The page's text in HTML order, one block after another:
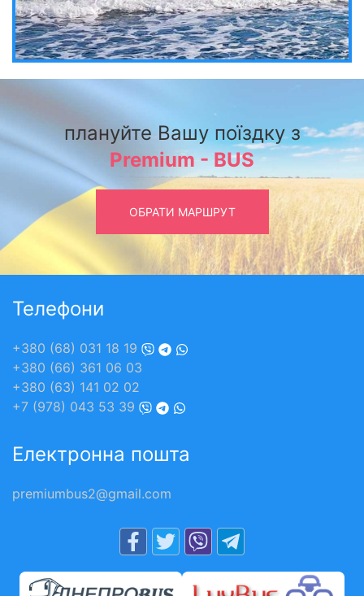
плануйте Вашу поїздку з
Premium - BUS
ОБРАТИ МАРШРУТ
Телефони
+380 (68) 031 18 19
+380 (66) 361 06 03
+380 (63) 141 02 02
+7 (978) 043 53 39
Електронна пошта
premiumbus2@gmail.com